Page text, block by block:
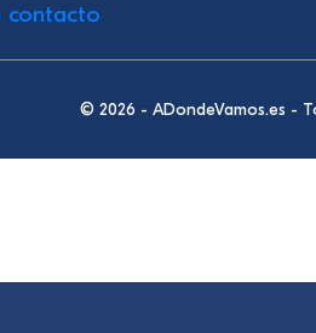
contacto
© 2026 - ADondeVamos.es -